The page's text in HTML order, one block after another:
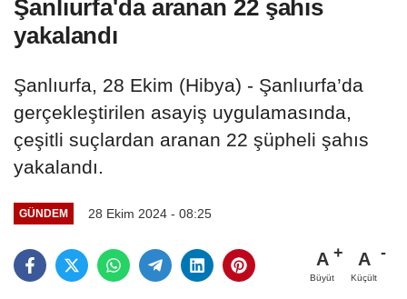
Şanlıurfa'da aranan 22 şahıs
yakalandı
Şanlıurfa, 28 Ekim (Hibya) - Şanlıurfa’da
gerçekleştirilen asayiş uygulamasında,
çeşitli suçlardan aranan 22 şüpheli şahıs
yakalandı.
GÜNDEM 28 Ekim 2024 - 08:25
A
Büyüt
A
Küçült